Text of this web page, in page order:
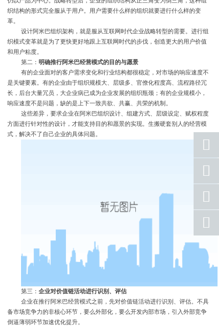
织结构的形式完全服从于用户。用户需要什么样的组织就要进行什么样的变
革。
设计阿米巴组织架构，就是服从互联网时代企业战略转型的需要。进行组
织模式变革就是为了更快更好地跟上互联网时代的步伐，创造更大的用户价值
和用户粘度。
第二： 明确推行阿米巴经营模式的目的与愿景
有的企业面对的客户需求变化和行业结构都很稳定，对市场的响应速度不
是关键要素。有的企业由于组织规模大、层级多、官僚化程度高、流程路径冗
长，后台大量冗员，大企业病已成为企业发展的组织瓶颈；有的企业规模小，
响应速度不是问题，缺的是上下一致共欲、共赢、共荣的机制。
这些差异，要求企业在阿米巴组织设计、组建方式、层级设定、赋权程度
方面进行针对性的设计，才能支持目的和愿景的实现。生搬硬套别人的经营模
式，解决不了自己企业的具体问题。
第三： 企业对价值链活动进行识别、评估
企业在推行阿米巴经营模式之前，先对价值链活动进行识别、评估。不具
备市场竞争力的非核心环节，要么外部化，要么开发内部市场，引入外部竞争
倒逼薄弱环节加速优化提升。
座机
号码
手机
号码
qq
联系
顶部